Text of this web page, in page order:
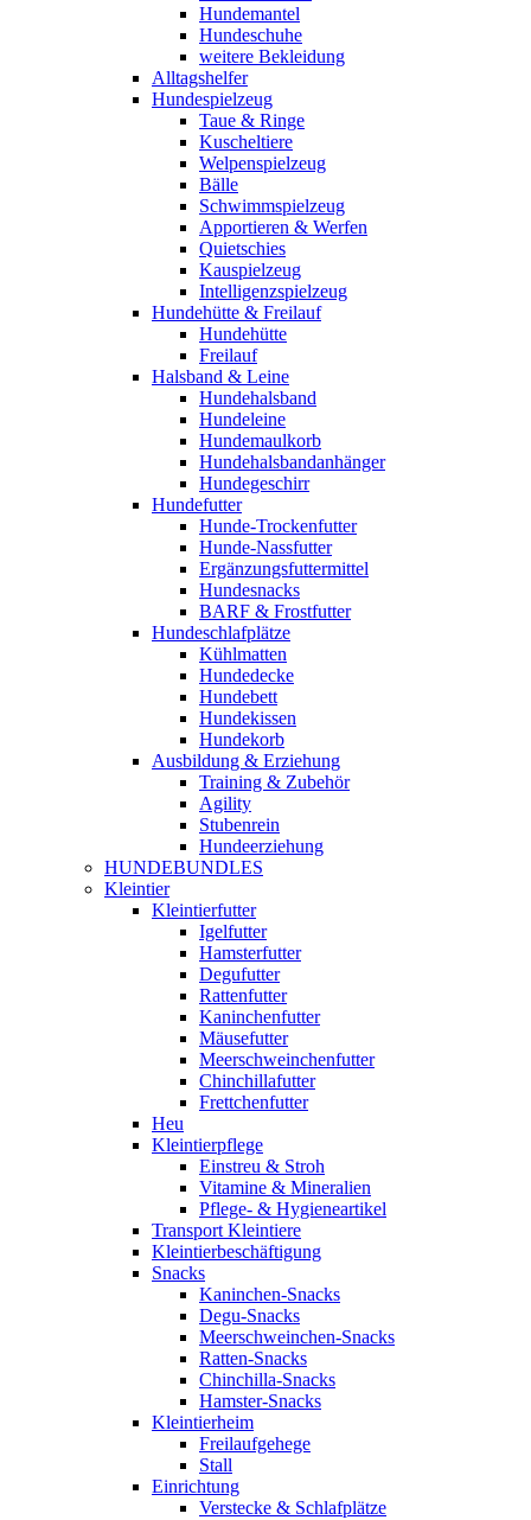
Hundemantel
Hundeschuhe
weitere Bekleidung
Alltagshelfer
Hundespielzeug
Taue & Ringe
Kuscheltiere
Welpenspielzeug
Bälle
Schwimmspielzeug
Apportieren & Werfen
Quietschies
Kauspielzeug
Intelligenzspielzeug
Hundehütte & Freilauf
Hundehütte
Freilauf
Halsband & Leine
Hundehalsband
Hundeleine
Hundemaulkorb
Hundehalsbandanhänger
Hundegeschirr
Hundefutter
Hunde-Trockenfutter
Hunde-Nassfutter
Ergänzungsfuttermittel
Hundesnacks
BARF & Frostfutter
Hundeschlafplätze
Kühlmatten
Hundedecke
Hundebett
Hundekissen
Hundekorb
Ausbildung & Erziehung
Training & Zubehör
Agility
Stubenrein
Hundeerziehung
HUNDEBUNDLES
Kleintier
Kleintierfutter
Igelfutter
Hamsterfutter
Degufutter
Rattenfutter
Kaninchenfutter
Mäusefutter
Meerschweinchenfutter
Chinchillafutter
Frettchenfutter
Heu
Kleintierpflege
Einstreu & Stroh
Vitamine & Mineralien
Pflege- & Hygieneartikel
Transport Kleintiere
Kleintierbeschäftigung
Snacks
Kaninchen-Snacks
Degu-Snacks
Meerschweinchen-Snacks
Ratten-Snacks
Chinchilla-Snacks
Hamster-Snacks
Kleintierheim
Freilaufgehege
Stall
Einrichtung
Verstecke & Schlafplätze